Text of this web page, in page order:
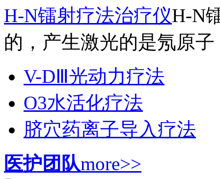
H-N镭射疗法治疗仪H-N
的，产生激光的是氖原子
V-DⅢ光动力疗法
O3水活化疗法
脐穴药离子导入疗法
医护团队more>>